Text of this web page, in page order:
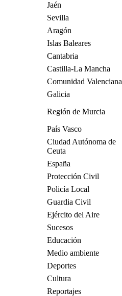
Jaén
Sevilla
Aragón
Islas Baleares
Cantabria
Castilla-La Mancha
Comunidad Valenciana
Galicia
Región de Murcia
País Vasco
Ciudad Autónoma de
Ceuta
España
Protección Civil
Policía Local
Guardia Civil
Ejército del Aire
Sucesos
Educación
Medio ambiente
Deportes
Cultura
Reportajes